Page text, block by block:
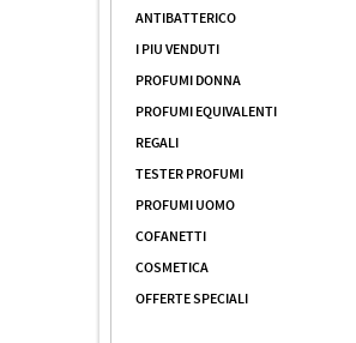
ANTIBATTERICO
I PIU VENDUTI
PROFUMI DONNA
PROFUMI EQUIVALENTI
REGALI
TESTER PROFUMI
PROFUMI UOMO
COFANETTI
COSMETICA
OFFERTE SPECIALI